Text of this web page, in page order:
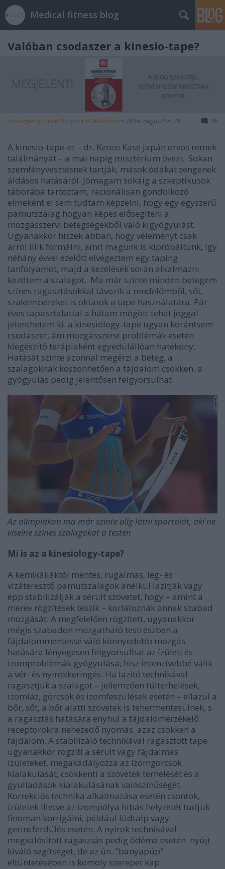
Medical fitness blog
Valóban csodaszer a kinesio-tape?
Feövenyessy Gerincközpont és Akadémia • 2016. augusztus 29. 26
A kinesio-tape-et – dr. Kenzo Kase japán orvos remek
találmányát – a mai napig misztérium övezi. Sokan
szemfényvesztésnek tartják, mások ódákat zengenek
áldásos hatásáról. Jómagam sokáig a szkeptikusok
táborába tartoztam, racionálisan gondolkozó
elmeként el sem tudtam képzelni, hogy egy egyszerű
pamutszalag hogyan képes elősegíteni a
mozgásszervi betegségekből való kigyógyulást.
Ugyanakkor hiszek abban, hogy véleményt csak
arról illik formálni, amit magunk is kipróbáltunk, így
néhány évvel ezelőtt elvégeztem egy taping
tanfolyamot, majd a kezelések során alkalmazni
kezdtem a szalagot. Ma már szinte minden betegem
színes ragasztásokkal távozik a rendelőmből, sőt,
szakembereket is oktatok a tape használatára. Pár
éves tapasztalattal a hátam mögött tehát joggal
jelenthetem ki: a kinesiology-tape ugyan korántsem
csodaszer, ám mozgásszervi problémák esetén
kiegészítő terápiaként egyedülállóan hatékony.
Hatását szinte azonnal megérzi a beteg, a
szalagoknak köszönhetően a fájdalom csökken, a
gyógyulás pedig jelentősen felgyorsulhat.
Az olimpiákon ma már szinte alig látni sportolót, aki ne
viselne színes szalagokat a testén
Mi is az a kinesiology-tape?
A kemikáliáktól mentes, rugalmas, lég- és
vízáteresztő pamutszalagok anélkül lazítják vagy
épp stabilizálják a sérült szövetet, hogy – amint a
merev rögzítések teszik – korlátoznák annak szabad
mozgását. A megfelelően rögzített, ugyanakkor
mégis szabadon mozgatható testrészben a
fájdalommentessé váló könnyedebb mozgás
hatására lényegesen felgyorsulhat az ízületi és
izomproblémák gyógyulása, hisz intenzívebbé válik
a vér- és nyirokkeringés. Ha lazító technikával
ragasztjuk a szalagot – jellemzően túlterhelések,
izomláz, görcsök és izomfeszülések esetén – ellazul a
bőr, sőt, a bőr alatti szövetek is tehermentesülnek, s
a ragasztás hatására enyhül a fájdalomérzékelő
receptorokra nehezedő nyomás, azaz csökken a
fájdalom. A stabilizáló technikával ragasztott tape
ugyanakkor rögzíti a sérült vagy fájdalmas
ízületeket, megakadályozza az izomgörcsök
kialakulását, csökkenti a szövetek terhelését és a
gyulladások kialakulásának valószínűségét.
Korrekciós technika alkalmazása esetén csontok,
ízületek illetve az izompólya hibás helyzetét tudjuk
finoman korrigálni, például lúdtalp vagy
gerincferdülés esetén. A nyirok technikával
megvalósított ragasztás pedig ödéma esetén nyújt
kiváló segítséget, de az ún. "banyapúp"
eltüntetésében is komoly szerepet kap.